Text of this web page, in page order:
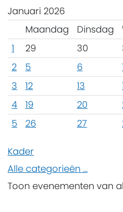
Januari 2026
Maandag
Dinsdag
1
29 30
2
5 6
3
12 13
4
19 20
5
26 27
Kader
Alle categorieën ...
Toon evenementen van